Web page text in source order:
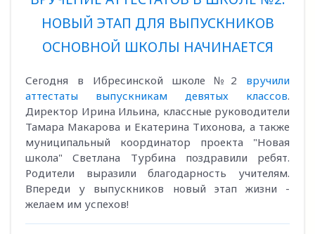
НОВЫЙ ЭТАП ДЛЯ ВЫПУСКНИКОВ
ОСНОВНОЙ ШКОЛЫ НАЧИНАЕТСЯ
Сегодня в Ибресинской школе №2 вручили
аттестаты выпускникам девятых классов.
Директор Ирина Ильина, классные руководители
Тамара Макарова и Екатерина Тихонова, а также
муниципальный координатор проекта "Новая
школа" Светлана Турбина поздравили ребят.
Родители выразили благодарность учителям.
Впереди у выпускников новый этап жизни -
желаем им успехов!